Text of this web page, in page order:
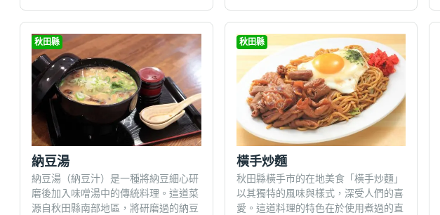
秋田縣
納豆湯
納豆湯（納豆汁）是一種將納豆細心研
磨後加入味噌湯中的傳統料理。這道菜
源自秋田縣南部地區，將研磨過的納豆
秋田縣
橫手炒麵
秋田縣橫手市的在地美食「橫手炒麵」
以其獨特的風味與樣式，深受人們的喜
愛。這道料理的特色在於使用煮過的直